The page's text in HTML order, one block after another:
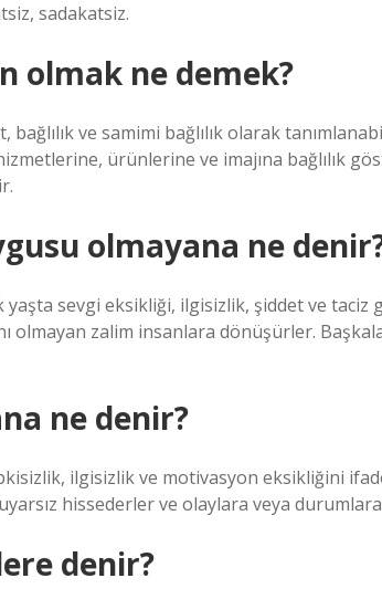
sadakatsiz.
olmak ne demek?
bağlılık ve samimi bağlılık olarak
ürünlerine ve imajına bağlılık
olmayana ne
yaşta sevgi eksikliği, ilgisizlik, şiddet ve
olmayan zalim insanlara dönüşürler.
ne denir?
ilgisizlik ve motivasyon eksikliğini
hissederler ve olaylara veya
denir?